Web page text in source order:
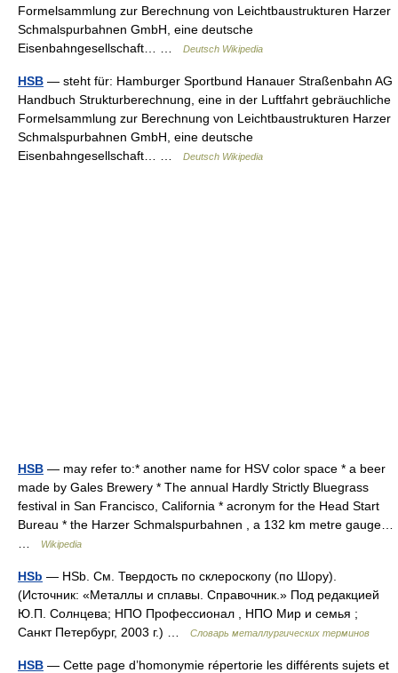
Formelsammlung zur Berechnung von Leichtbaustrukturen Harzer
Schmalspurbahnen GmbH, eine deutsche
Eisenbahngesellschaft… …
Deutsch Wikipedia
HSB — steht für: Hamburger Sportbund Hanauer Straßenbahn AG
Handbuch Strukturberechnung, eine in der Luftfahrt gebräuchliche
Formelsammlung zur Berechnung von Leichtbaustrukturen Harzer
Schmalspurbahnen GmbH, eine deutsche
Eisenbahngesellschaft… …
Deutsch Wikipedia
HSB — may refer to:* another name for HSV color space * a beer
made by Gales Brewery * The annual Hardly Strictly Bluegrass
festival in San Francisco, California * acronym for the Head Start
Bureau * the Harzer Schmalspurbahnen , a 132 km metre gauge…
Wikipedia
HSb — HSb. См. Твердость по склероскопу (по Шору).
(Источник: «Металлы и сплавы. Справочник.» Под редакцией
Ю.П. Солнцева; НПО Профессионал , НПО Мир и семья ;
Санкт Петербург, 2003 г.) …
Словарь металлургических терминов
HSB — Cette page d’homonymie répertorie les différents sujets et